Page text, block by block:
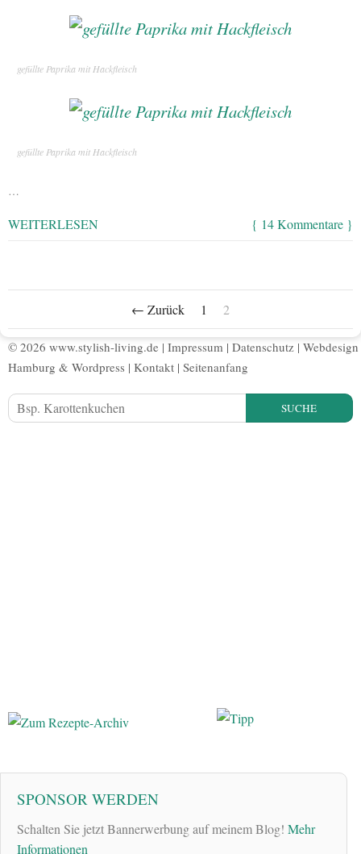
gefüllte Paprika mit Hackfleisch
gefüllte Paprika mit Hackfleisch
…
WEITERLESEN { 14 Kommentare }
← Zurück 1 2
© 2026 www.stylish-living.de | Impressum | Datenschutz | Webdesign
Hamburg & Wordpress | Kontakt | Seitenanfang
SUCHE
SPONSOR WERDEN
Schalten Sie jetzt Bannerwerbung auf meinem Blog! Mehr
Informationen